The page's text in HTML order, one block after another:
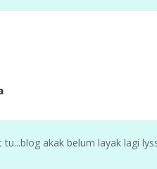
tu...blog akak belum layak lagi